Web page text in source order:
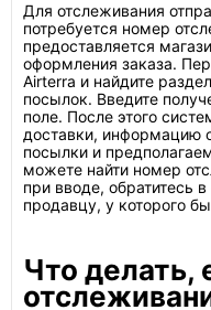
Для отслеживания
потребуется номер
предоставляется
оформления заказа.
Airterra и найдите
посылок. Введите
поле. После этого
доставки, информацию
посылки и
можете найти номер
при вводе, обратитесь
продавцу, у которого
Что делать,